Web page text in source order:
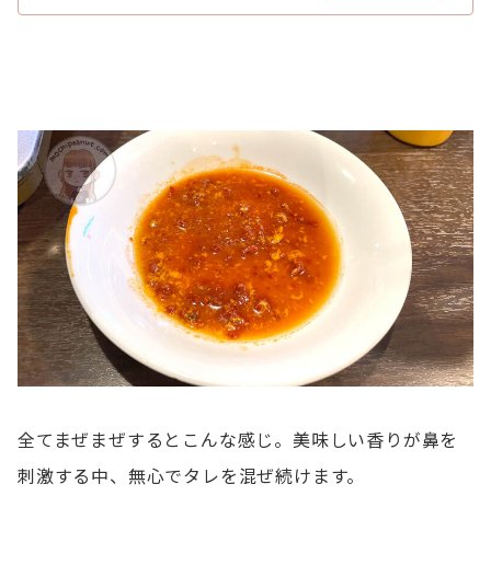
全てまぜまぜするとこんな感じ。美味しい香りが鼻を
刺激する中、無心でタレを混ぜ続けます。